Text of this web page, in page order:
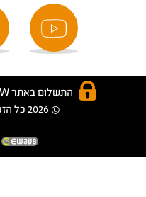
התשלום באתר WOW מאובטח בטכנולוגית SSL
© 2026 כל הזכויות שמורות